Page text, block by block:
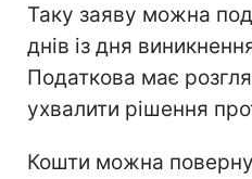
Таку заяву можна
днів із дня
Податкова має
ухвалити рішення
Кошти можна